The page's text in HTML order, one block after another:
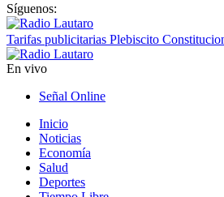
Síguenos:
Tarifas publicitarias Plebiscito
En vivo
Señal Online
Inicio
Noticias
Economía
Salud
Deportes